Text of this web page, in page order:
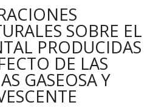
SOBRE EL
PRODUCIDAS
DE LAS
GASEOSA Y